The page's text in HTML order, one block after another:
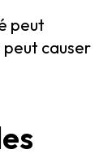
peut
peut causer